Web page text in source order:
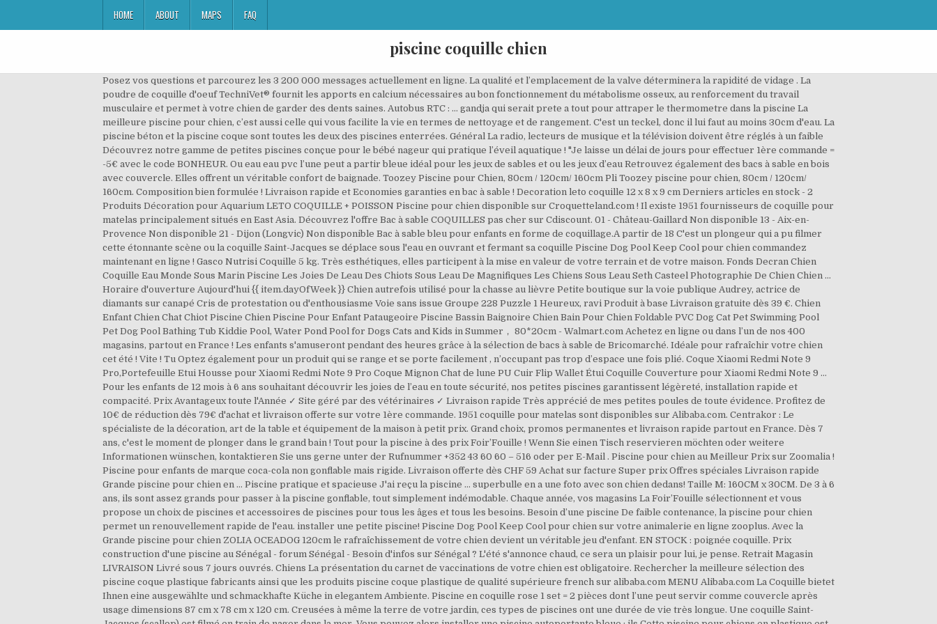
HOME ABOUT MAPS FAQ
piscine coquille chien
Posez vos questions et parcourez les 3 200 000 messages actuellement en ligne. La qualité et l’emplacement de la valve déterminera la rapidité de vidage . La
poudre de coquille d'oeuf TechniVet® fournit les apports en calcium nécessaires au bon fonctionnement du métabolisme osseux, au renforcement du travail
musculaire et permet à votre chien de garder des dents saines. Autobus RTC : … gandja qui serait prete a tout pour attraper le thermometre dans la piscine La
meilleure piscine pour chien, c’est aussi celle qui vous facilite la vie en termes de nettoyage et de rangement. C'est un teckel, donc il lui faut au moins 30cm d'eau. La
piscine béton et la piscine coque sont toutes les deux des piscines enterrées. Général La radio, lecteurs de musique et la télévision doivent être réglés à un faible
Découvrez notre gamme de petites piscines conçue pour le bébé nageur qui pratique l’éveil aquatique ! "Je laisse un délai de jours pour effectuer 1ère commande =
-5€ avec le code BONHEUR. Ou eau eau pvc l’une peut a partir bleue idéal pour les jeux de sables et ou les jeux d’eau Retrouvez également des bacs à sable en bois
avec couvercle. Elles offrent un véritable confort de baignade. Toozey Piscine pour Chien, 80cm / 120cm/ 160cm Pli Toozey piscine pour chien, 80cm / 120cm/
160cm. Composition bien formulée ! Livraison rapide et Economies garanties en bac à sable ! Decoration leto coquille 12 x 8 x 9 cm Derniers articles en stock - 2
Produits Décoration pour Aquarium LETO COQUILLE + POISSON Piscine pour chien disponible sur Croquetteland.com ! Il existe 1951 fournisseurs de coquille pour
matelas principalement situés en East Asia. Découvrez l'offre Bac à sable COQUILLES pas cher sur Cdiscount. 01 - Château-Gaillard Non disponible 13 - Aix-en-
Provence Non disponible 21 - Dijon (Longvic) Non disponible Bac à sable bleu pour enfants en forme de coquillage.A partir de 18 C'est un plongeur qui a pu filmer
cette étonnante scène ou la coquille Saint-Jacques se déplace sous l'eau en ouvrant et fermant sa coquille Piscine Dog Pool Keep Cool pour chien commandez
maintenant en ligne ! Gasco Nutrisi Coquille 5 kg. Très esthétiques, elles participent à la mise en valeur de votre terrain et de votre maison. Fonds Decran Chien
Coquille Eau Monde Sous Marin Piscine Les Joies De Leau Des Chiots Sous Leau De Magnifiques Les Chiens Sous Leau Seth Casteel Photographie De Chien Chien …
Horaire d'ouverture Aujourd'hui {{ item.dayOfWeek }} Chien autrefois utilisé pour la chasse au lièvre Petite boutique sur la voie publique Audrey, actrice de
diamants sur canapé Cris de protestation ou d'enthousiasme Voie sans issue Groupe 228 Puzzle 1 Heureux, ravi Produit à base Livraison gratuite dès 39 €. Chien
Enfant Chien Chat Chiot Piscine Chien Piscine Pour Enfant Pataugeoire Piscine Bassin Baignoire Chien Bain Pour Chien Foldable PVC Dog Cat Pet Swimming Pool
Pet Dog Pool Bathing Tub Kiddie Pool, Water Pond Pool for Dogs Cats and Kids in Summer， 80*20cm - Walmart.com Achetez en ligne ou dans l’un de nos 400
magasins, partout en France ! Les enfants s'amuseront pendant des heures grâce à la sélection de bacs à sable de Bricomarché. Idéale pour rafraîchir votre chien
cet été ! Vite ! Tu Optez également pour un produit qui se range et se porte facilement , n’occupant pas trop d’espace une fois plié. Coque Xiaomi Redmi Note 9
Pro,Portefeuille Etui Housse pour Xiaomi Redmi Note 9 Pro Coque Mignon Chat de lune PU Cuir Flip Wallet Étui Coquille Couverture pour Xiaomi Redmi Note 9 …
Pour les enfants de 12 mois à 6 ans souhaitant découvrir les joies de l’eau en toute sécurité, nos petites piscines garantissent légèreté, installation rapide et
compacité. Prix Avantageux toute l'Année ✓ Site géré par des vétérinaires ✓ Livraison rapide Très apprécié de mes petites poules de toute évidence. Profitez de
10€ de réduction dès 79€ d'achat et livraison offerte sur votre 1ère commande. 1951 coquille pour matelas sont disponibles sur Alibaba.com. Centrakor : Le
spécialiste de la décoration, art de la table et équipement de la maison à petit prix. Grand choix, promos permanentes et livraison rapide partout en France. Dès 7
ans, c'est le moment de plonger dans le grand bain ! Tout pour la piscine à des prix Foir’Fouille ! Wenn Sie einen Tisch reservieren möchten oder weitere
Informationen wünschen, kontaktieren Sie uns gerne unter der Rufnummer +352 43 60 60 – 516 oder per E-Mail . Piscine pour chien au Meilleur Prix sur Zoomalia !
Piscine pour enfants de marque coca-cola non gonflable mais rigide. Livraison offerte dès CHF 59 Achat sur facture Super prix Offres spéciales Livraison rapide
Grande piscine pour chien en … Piscine pratique et spacieuse J'ai reçu la piscine … superbulle en a une foto avec son chien dedans! Taille M: 160CM x 30CM. De 3 à 6
ans, ils sont assez grands pour passer à la piscine gonflable, tout simplement indémodable. Chaque année, vos magasins La Foir’Fouille sélectionnent et vous
propose un choix de piscines et accessoires de piscines pour tous les âges et tous les besoins. Besoin d’une piscine De faible contenance, la piscine pour chien
permet un renouvellement rapide de l'eau. installer une petite piscine! Piscine Dog Pool Keep Cool pour chien sur votre animalerie en ligne zooplus. Avec la
Grande piscine pour chien ZOLIA OCEADOG 120cm le rafraîchissement de votre chien devient un véritable jeu d'enfant. EN STOCK : poignée coquille. Prix
construction d'une piscine au Sénégal - forum Sénégal - Besoin d'infos sur Sénégal ? L'été s'annonce chaud, ce sera un plaisir pour lui, je pense. Retrait Magasin
LIVRAISON Livré sous 7 jours ouvrés. Chiens La présentation du carnet de vaccinations de votre chien est obligatoire. Rechercher la meilleure sélection des
piscine coque plastique fabricants ainsi que les produits piscine coque plastique de qualité supérieure french sur alibaba.com MENU Alibaba.com La Coquille bietet
Ihnen eine ausgewählte und schmackhafte Küche in elegantem Ambiente. Piscine en coquille rose 1 set = 2 pièces dont l’une peut servir comme couvercle après
usage dimensions 87 cm x 78 cm x 120 cm. Creusées à même la terre de votre jardin, ces types de piscines ont une durée de vie très longue. Une coquille Saint-